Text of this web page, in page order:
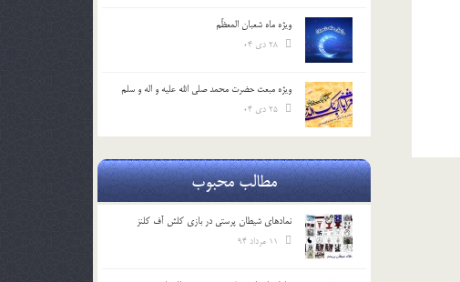
ویژه ماه شعبان المعظّم
ویژه مبعث حضرت محمد صلی الله علیه و اله و سلم
مطالب محبوب
نمادهای شیطان پرستی در بازی کلش آف کلنز